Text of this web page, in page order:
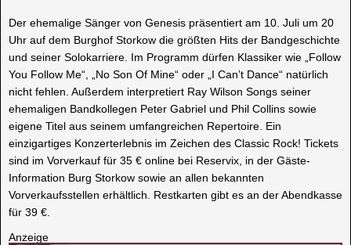
Der ehemalige Sänger von Genesis präsentiert am 10. Juli um 20
Uhr auf dem Burghof Storkow die größten Hits der Bandgeschichte
und seiner Solokarriere. Im Programm dürfen Klassiker wie „Follow
You Follow Me“, „No Son Of Mine“ oder „I Can’t Dance“ natürlich
nicht fehlen. Außerdem interpretiert Ray Wilson Songs seiner
ehemaligen Bandkollegen Peter Gabriel und Phil Collins sowie
eigene Titel aus seinem umfangreichen Repertoire. Ein
einzigartiges Konzerterlebnis im Zeichen des Classic Rock! Tickets
sind im Vorverkauf für 35 € online bei Reservix, in der Gäste-
Information Burg Storkow sowie an allen bekannten
Vorverkaufsstellen erhältlich. Restkarten gibt es an der Abendkasse
für 39 €.
Anzeige